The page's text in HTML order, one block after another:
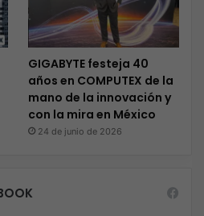
GIGABYTE festeja 40
años en COMPUTEX de la
mano de la innovación y
con la mira en México
24 de junio de 2026